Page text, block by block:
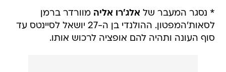
* נסגר המעבר של אלג'רו אליה מוורדר ברמן
לסאות'המפטון. ההולנדי בן ה-27 יושאל לסיינטס עד
סוף העונה ותהיה להם אופציה לרכוש אותו.